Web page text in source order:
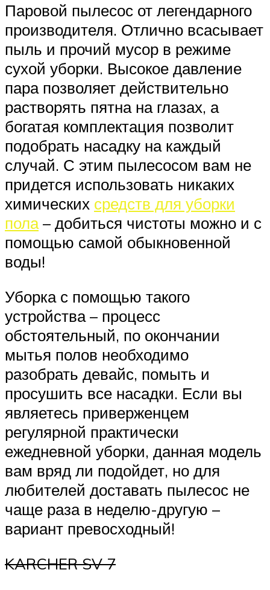
Паровой пылесос от легендарного
производителя. Отлично всасывает
пыль и прочий мусор в режиме
сухой уборки. Высокое давление
пара позволяет действительно
растворять пятна на глазах, а
богатая комплектация позволит
подобрать насадку на каждый
случай. С этим пылесосом вам не
придется использовать никаких
химических средств для уборки
пола– добиться чистоты можно и с
помощью самой обыкновенной
воды!
Уборка с помощью такого
устройства – процесс
обстоятельный, по окончании
мытья полов необходимо
разобрать девайс, помыть и
просушить все насадки. Если вы
являетесь приверженцем
регулярной практически
ежедневной уборки, данная модель
вам вряд ли подойдет, но для
любителей доставать пылесос не
чаще раза в неделю-другую –
вариант превосходный!
KARCHER SV 7